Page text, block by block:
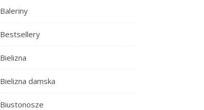
Baleriny
Bestsellery
Bielizna
Bielizna damska
Biustonosze